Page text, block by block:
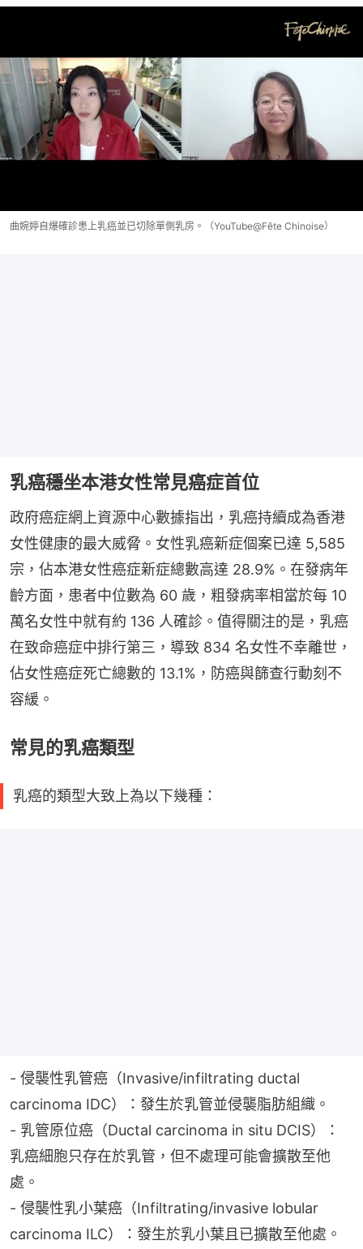
曲婉婷自爆確診患上乳癌並已切除單側乳房。（YouTube@Fête Chinoise）
乳癌穩坐本港女性常見癌症首位
政府癌症網上資源中心數據指出，乳癌持續成為香港
女性健康的最大威脅。女性乳癌新症個案已達 5,585
宗，佔本港女性癌症新症總數高達 28.9%。在發病年
齡方面，患者中位數為 60 歲，粗發病率相當於每 10
萬名女性中就有約 136 人確診。值得關注的是，乳癌
在致命癌症中排行第三，導致 834 名女性不幸離世，
佔女性癌症死亡總數的 13.1%，防癌與篩查行動刻不
容緩。
常見的乳癌類型
乳癌的類型大致上為以下幾種：
- 侵襲性乳管癌（Invasive/infiltrating ductal
carcinoma IDC）：發生於乳管並侵襲脂肪組織。
- 乳管原位癌（Ductal carcinoma in situ DCIS）：
乳癌細胞只存在於乳管，但不處理可能會擴散至他
處。
- 侵襲性乳小葉癌（Infiltrating/invasive lobular
carcinoma ILC）：發生於乳小葉且已擴散至他處。